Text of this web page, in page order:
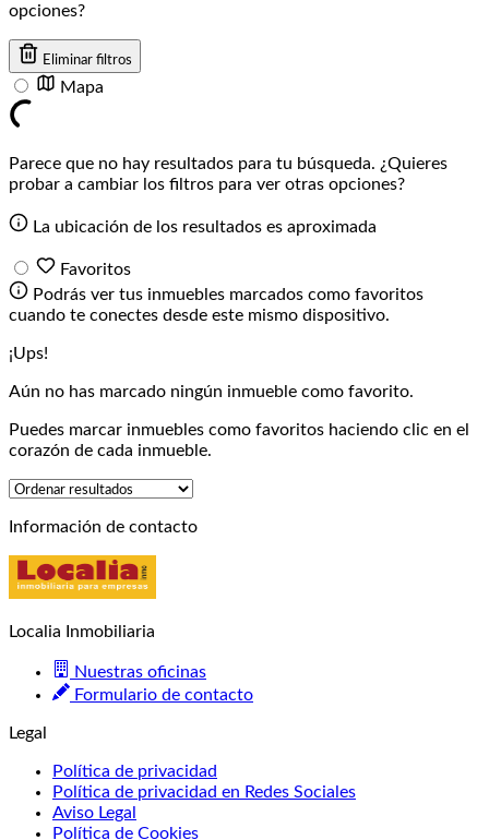
opciones?
Eliminar filtros
Mapa
Parece que no hay resultados para tu búsqueda. ¿Quieres
probar a cambiar los filtros para ver otras opciones?
La ubicación de los resultados es aproximada
Favoritos
Podrás ver tus inmuebles marcados como favoritos
cuando te conectes desde este mismo dispositivo.
¡Ups!
Aún no has marcado ningún inmueble como favorito.
Puedes marcar inmuebles como favoritos haciendo clic en el
corazón de cada inmueble.
Información de contacto
Localia Inmobiliaria
Nuestras oficinas
Formulario de contacto
Legal
Política de privacidad
Política de privacidad en Redes Sociales
Aviso Legal
Política de Cookies